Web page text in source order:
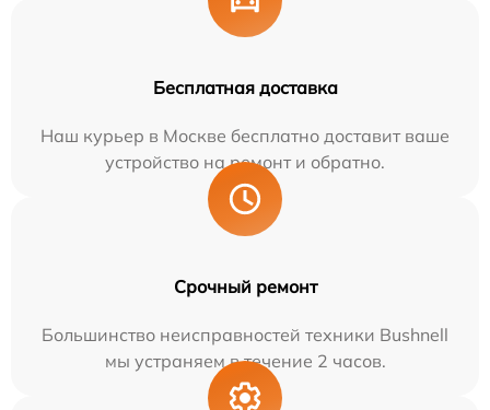
Бесплатная доставка
Наш курьер в Москве бесплатно доставит ваше
устройство на ремонт и обратно.
Срочный ремонт
Большинство неисправностей техники Bushnell
мы устраняем в течение 2 часов.